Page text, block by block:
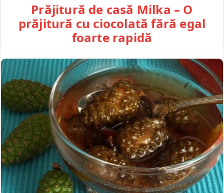
Prăjitură de casă Milka – O
prăjitură cu ciocolată fără egal
foarte rapidă